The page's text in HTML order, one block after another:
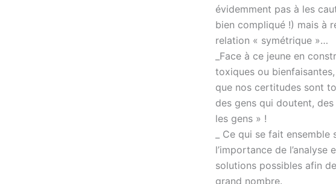
évidemment pas à les
bien compliqué !) mais à
relation « symétrique »…
_Face à ce jeune en
toxiques ou
que nos certitudes sont
des gens qui doutent, des
les gens » !
_ Ce qui se fait
l’importance de
solutions possibles afin
grand nombre.